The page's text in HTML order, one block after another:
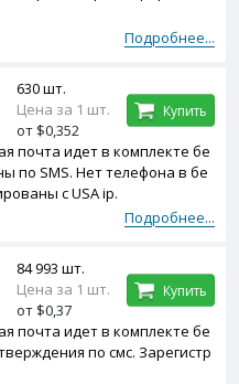
Подробнее...
почта идет в комплекте бе
по SMS. Нет телефона в бе
с USA ip.
Подробнее...
630 шт.
Цена за 1 шт.
от $0,352
Купить
почта идет в комплекте бе
по смс. Зарегистр
84 993 шт.
Цена за 1 шт.
от $0,37
Купить